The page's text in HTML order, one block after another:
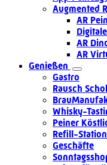
Augmented
AR
AR
AR
Genießen
Gastro
Rausch
Whisky-
Peiner
Refill-
Geschäfte